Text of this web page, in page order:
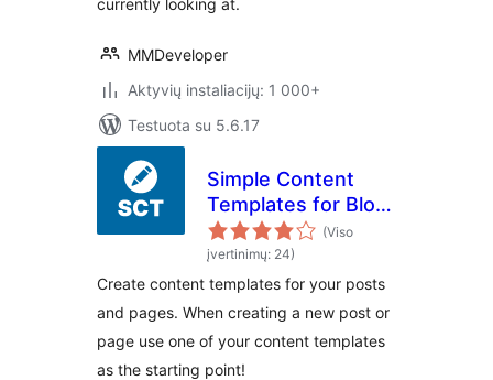
currently looking at.
MMDeveloper
Aktyvių instaliacijų: 1 000+
Testuota su 5.6.17
Simple Content
Templates for Blog
Posts & Pages
(Viso
įvertinimų: 24)
Create content templates for your posts
and pages. When creating a new post or
page use one of your content templates
as the starting point!